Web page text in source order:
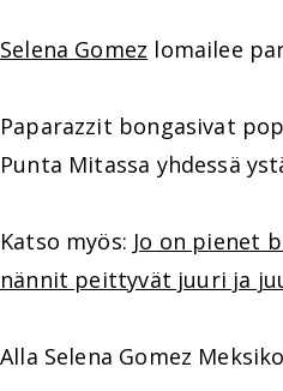
Selena Gomez lomailee
Paparazzit bongasivat
Punta Mitassa yhdessä
Katso myös: Jo on pienet
nännit peittyvät juuri ja
Alla Selena Gomez